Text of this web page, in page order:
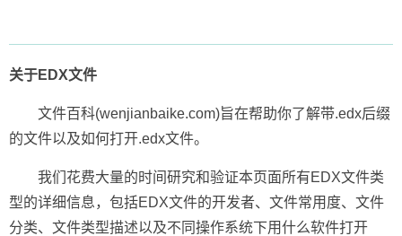
关于EDX文件
文件百科(wenjianbaike.com)旨在帮助你了解带.edx后缀
的文件以及如何打开.edx文件。
我们花费大量的时间研究和验证本页面所有EDX文件类
型的详细信息，包括EDX文件的开发者、文件常用度、文件
分类、文件类型描述以及不同操作系统下用什么软件打开